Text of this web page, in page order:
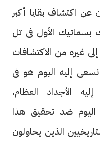
عن اكتشاف بقايا أكبر
الأول فى تل
غيره من الاكتشافات
إليه اليوم هو فى
الأجداد العظام،
ضد تحقيق هذا
الذين يحاولون